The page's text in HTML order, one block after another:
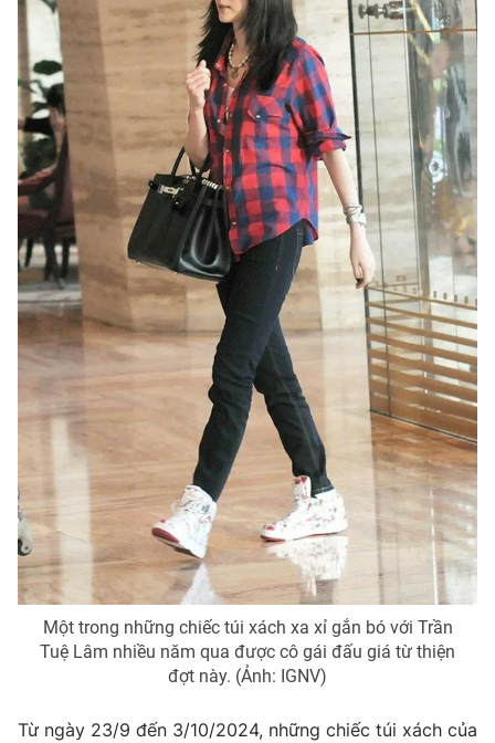
Thị trường
Tư vấn
Lịch phát sóng
Chuyên mục khác
Emagazine Podcast
Photo Infographic
Video Shorts video
VTV Money VTV Thể thao
VTV Sức khoẻ Bất động sản
Thị trường 24h Tấm lòng Việt
VTV4 Vươn mình bằng AI
VTV9 VTV8
Liên hệ tòa soạn English
Một trong những chiếc túi xách xa xỉ gắn bó với Trần
Tuệ Lâm nhiều năm qua được cô gái đấu giá từ thiện
đợt này. (Ảnh: IGNV)
Từ ngày 23/9 đến 3/10/2024, những chiếc túi xách của